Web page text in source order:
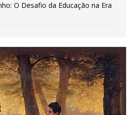
O Desafio da Educação na Era